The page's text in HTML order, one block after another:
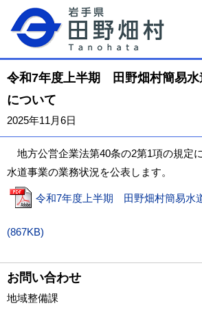
令和7年度上半期 田野畑村簡易水
について
2025年11月6日
地方公営企業法第40条の2第1項の規定
水道事業の業務状況を公表します。
令和7年度上半期 田野畑村簡易水
(867KB)
お問い合わせ
地域整備課